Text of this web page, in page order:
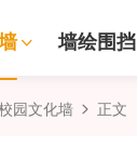
墙绘围挡
园文化墙 正文